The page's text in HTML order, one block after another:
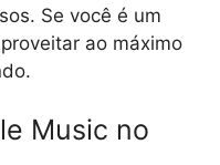
Se você é um
ao máximo
Music no